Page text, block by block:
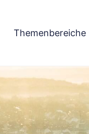
Themenbereiche